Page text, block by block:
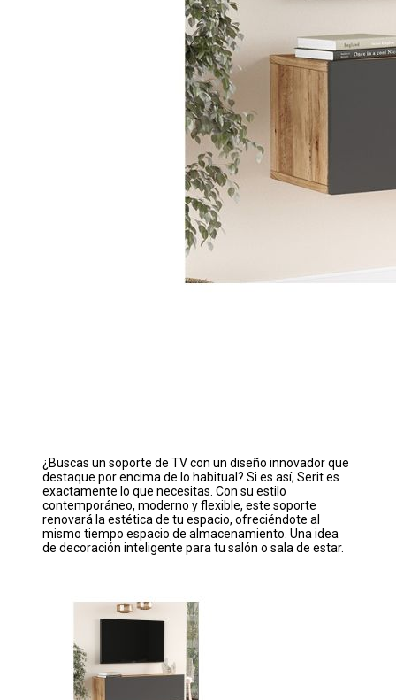
¿Buscas un soporte de TV con un diseño innovador que
destaque por encima de lo habitual? Si es así, Serit es
exactamente lo que necesitas. Con su estilo
contemporáneo, moderno y flexible, este soporte
renovará la estética de tu espacio, ofreciéndote al
mismo tiempo espacio de almacenamiento. Una idea
de decoración inteligente para tu salón o sala de estar.